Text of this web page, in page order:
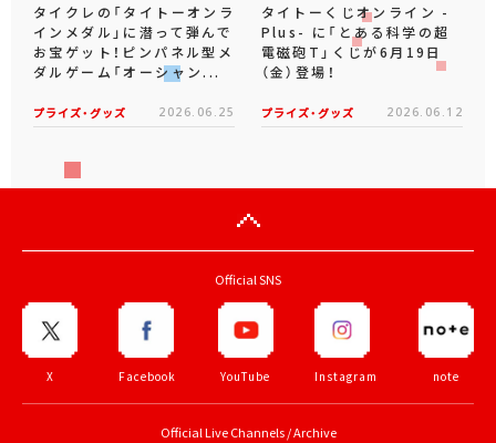
タイクレの「タイトーオンラ
インメダル」に潜って弾んで
お宝ゲット！ピンパネル型メ
ダルゲーム「オーシャン...
プライズ・グッズ 2026.06.25
タイトーくじオンライン -
Plus- に「とある科学の超
電磁砲T」くじが6月19日
（金）登場！
プライズ・グッズ 2026.06.12
Official SNS
X Facebook YouTube Instagram note
Official Live Channels / Archive